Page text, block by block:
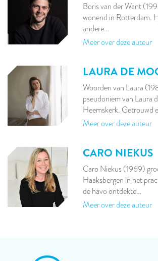
Boris van der Want
wonend in Rotterdam.
andere…
Meer over deze auteur
LAURA DE
Woorden van Laura
pseudoniem van Laura
Heemskerk. Getrouwd
Meer over deze auteur
CARO NIEKUS
Caro Niekus (1969)
Haaksbergen in het
de havo ontdekte…
Meer over deze auteur